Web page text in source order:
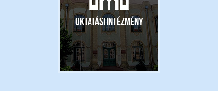
Oktatási intézmény